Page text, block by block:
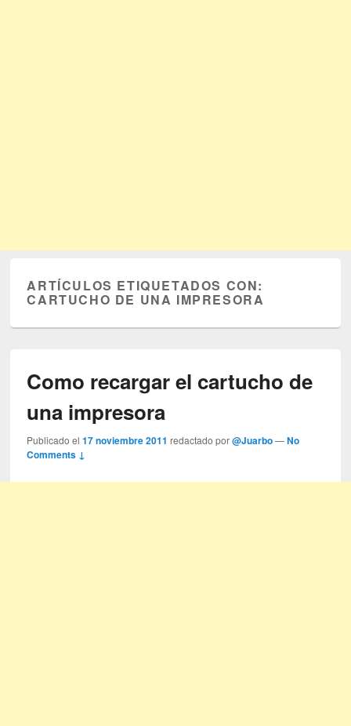
ARTÍCULOS ETIQUETADOS CON:
CARTUCHO DE UNA IMPRESORA
Como recargar el cartucho de
una impresora
Publicado el17 noviembre 2011 redactado por@Juarbo —No
Comments ↓